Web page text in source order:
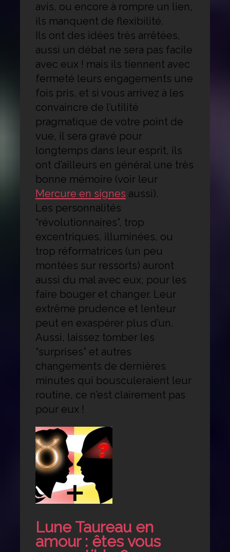
avis, ou encore à rompre un lien,
ils manquent de flexibilité.
Ils ont des idées très arrêtées,
aussi un débat ne sera pas facile
avec eux ! mais ils tiennent avec
fermeté leurs engagements une
fois pris, et si vous arrivez à les
convaincre de l’utilité
pragmatique de votre point de
vue, il sera gravé pour
longtemps dans leur esprit, ils
ont d’ailleurs en général une très
bonne mémoire (voir leur
Mercure en signes aussi).
Les personnalités
“révolutionnaires”, trop
excentriques, illuminées, ou
trop réformatrices (un peu
montées sur ressorts) auront
aussi du mal avec eux, pour les
faire bouger et changer. Leur
extrême prudence et lenteur
peut en exaspérer plus d’un.
Aussi, laissez tomber les
“surprises” et autres
changements de dernières
minutes qui bousculeraient leur
routine, ce n’est clairement pas
pour eux !
Lune Taureau en
amour : êtes vous